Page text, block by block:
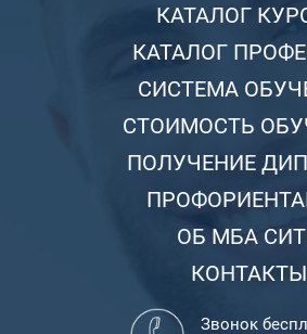
КАТАЛОГ
КАТАЛОГ
СИСТЕМА
СТОИМОСТЬ
ПОЛУЧЕНИЕ
ОБ МБА
КОНТАКТЫ
Звонок